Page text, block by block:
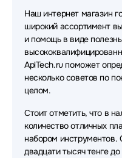
Наш интернет магазин
широкий ассортимент
и помощь в виде
AplTech.ru поможет
несколько советов по
целом.
Стоит отметить, что в
количество отличных
набором инструментов.
двадцати тысяч тенге